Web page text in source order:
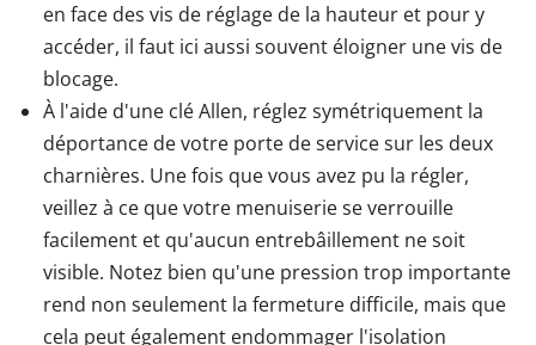
en face des vis de réglage de la hauteur et pour y
accéder, il faut ici aussi souvent éloigner une vis de
blocage.
À l'aide d'une clé Allen, réglez symétriquement la
déportance de votre porte de service sur les deux
charnières. Une fois que vous avez pu la régler,
veillez à ce que votre menuiserie se verrouille
facilement et qu'aucun entrebâillement ne soit
visible. Notez bien qu'une pression trop importante
rend non seulement la fermeture difficile, mais que
cela peut également endommager l'isolation